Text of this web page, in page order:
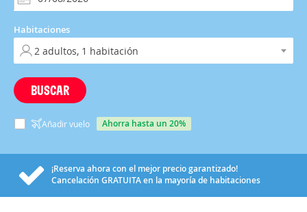
Habitaciones
BUSCAR
Añadir vuelo ahorra hasta un 20%
¡Reserva ahora con el mejor precio garantizado!
Cancelación GRATUITAen la mayoría de habitaciones